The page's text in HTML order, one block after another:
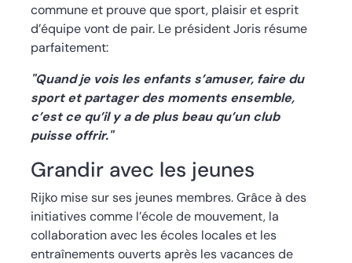
commune et prouve que sport, plaisir et esprit
d’équipe vont de pair. Le président Joris résume
parfaitement:
"Quand je vois les enfants s’amuser, faire du
sport et partager des moments ensemble,
c’est ce qu’il y a de plus beau qu’un club
puisse offrir."
Grandir avec les jeunes
Rijko mise sur ses jeunes membres. Grâce à des
initiatives comme l’école de mouvement, la
collaboration avec les écoles locales et les
entraînements ouverts après les vacances de